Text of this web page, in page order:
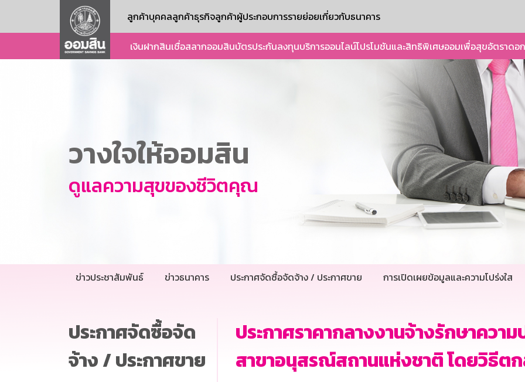
ลูกค้าบุคคลลูกค้าธุรกิจลูกค้าผู้ประกอบการรายย่อยเกี่ยวกับธนาคาร
เงินฝากสินเชื่อสลากออมสินบัตรประกันลงทุนบริการออนไลน์โปรโมชันและสิทธิพิเศษออมเพื่อสุขอัตราดอ
วางใจให้ออมสิน
ดูแลความสุขของชีวิตคุณ
ข่าวประชาสัมพันธ์ ข่าวธนาคาร ประกาศจัดซื้อจัดจ้าง / ประกาศขาย การเปิดเผยข้อมูลและความโปร่งใส
ประกาศจัดซื้อจัด
จ้าง / ประกาศขาย
ประกาศราคากลางงานจ้างรักษาคว
สาขาอนุสรณ์สถานแห่งชาติ โดยวิธีตก